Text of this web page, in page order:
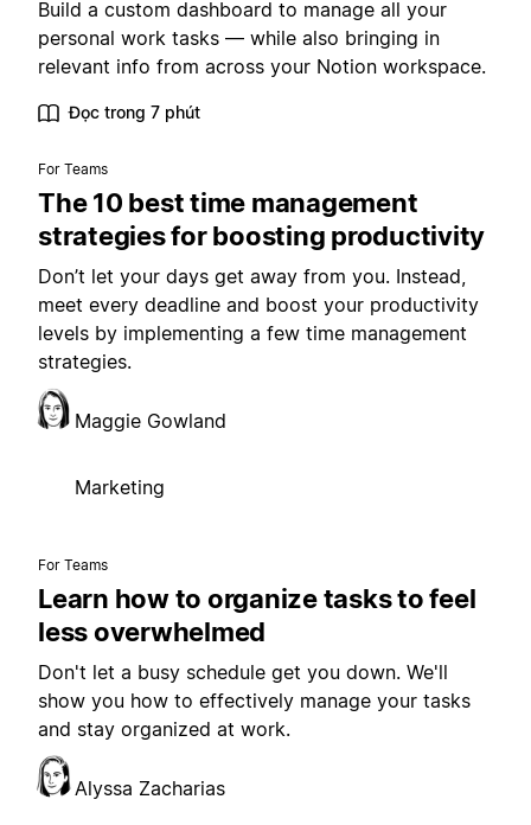
Build a custom dashboard to manage all your
personal work tasks — while also bringing in
relevant info from across your Notion workspace.
Đọc trong 7 phút
For Teams
The 10 best time management
strategies for boosting productivity
Don’t let your days get away from you. Instead,
meet every deadline and boost your productivity
levels by implementing a few time management
strategies.
Maggie Gowland
Marketing
For Teams
Learn how to organize tasks to feel
less overwhelmed
Don't let a busy schedule get you down. We'll
show you how to effectively manage your tasks
and stay organized at work.
Alyssa Zacharias